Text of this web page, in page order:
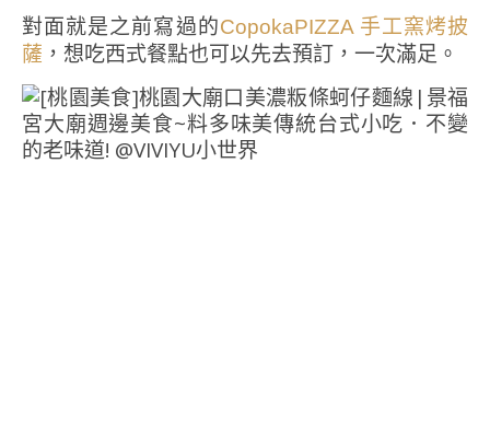
對面就是之前寫過的CopokaPIZZA 手工窯烤披
薩 ，想吃西式餐點也可以先去預訂，一次滿足。